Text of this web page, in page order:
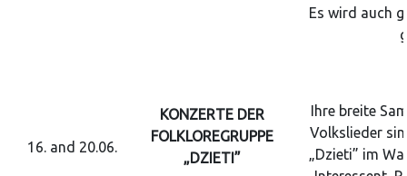
Es wird auch
16. and 20.06.
KONZERTE DER
FOLKLOREGRUPPE
„DZIETI”
Ihre breite
Volkslieder
„Dzieti” im